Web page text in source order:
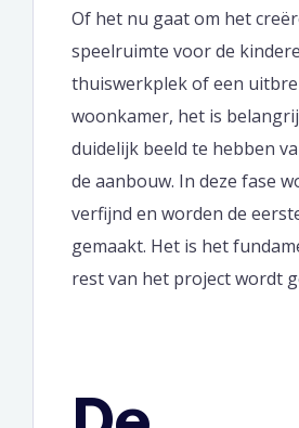
Of het nu gaat om het
speelruimte voor de
thuiswerkplek of een
woonkamer, het is
duidelijk beeld te hebben
de aanbouw. In deze fase
verfijnd en worden de
gemaakt. Het is het
rest van het project wordt